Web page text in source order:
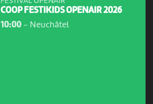
COOP FESTIKIDS OPENAIR 2026
10:00- Neuchâtel